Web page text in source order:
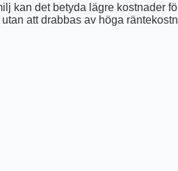
kan det betyda lägre kostnader
att drabbas av höga